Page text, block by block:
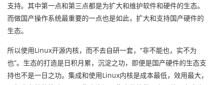
支持。其中第一点和第三点都是为扩大和维护软件和硬件的生态。
而做国产操作系统最重要的一点也是如此，扩大和支持国产硬件的
生态。
所以使用Linux开源内核，而不去自研一套，“非不能也，实不为
也”。生态的打造是日积月累，沉淀之功，即便是国产硬件的生态支
持也不是一日之功。集成和使用Linux内核是成本最低，效用最大，